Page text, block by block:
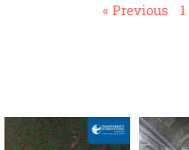
« Previous 1